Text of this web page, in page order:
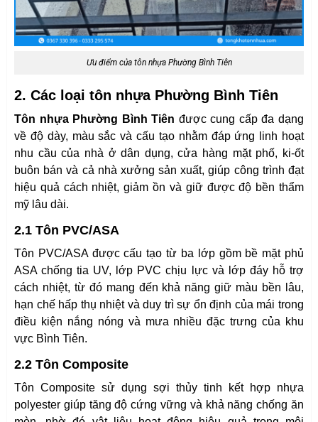
Ưu điểm của tôn nhựa Phường Bình Tiên
2. Các loại tôn nhựa Phường Bình Tiên
Tôn nhựa Phường Bình Tiên được cung cấp đa dạng
về độ dày, màu sắc và cấu tạo nhằm đáp ứng linh hoạt
nhu cầu của nhà ở dân dụng, cửa hàng mặt phố, ki-ốt
buôn bán và cả nhà xưởng sản xuất, giúp công trình đạt
hiệu quả cách nhiệt, giảm ồn và giữ được độ bền thẩm
mỹ lâu dài.
2.1 Tôn PVC/ASA
Tôn PVC/ASA được cấu tạo từ ba lớp gồm bề mặt phủ
ASA chống tia UV, lớp PVC chịu lực và lớp đáy hỗ trợ
cách nhiệt, từ đó mang đến khả năng giữ màu bền lâu,
hạn chế hấp thụ nhiệt và duy trì sự ổn định của mái trong
điều kiện nắng nóng và mưa nhiều đặc trưng của khu
vực Bình Tiên.
2.2 Tôn Composite
Tôn Composite sử dụng sợi thủy tinh kết hợp nhựa
polyester giúp tăng độ cứng vững và khả năng chống ăn